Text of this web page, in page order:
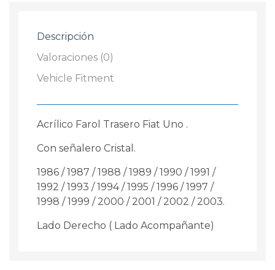
Descripción
Valoraciones (0)
Vehicle Fitment
Acrílico Farol Trasero Fiat Uno .
Con señalero Cristal.
1986 / 1987 / 1988 / 1989 / 1990 / 1991 /
1992 / 1993 / 1994 / 1995 / 1996 / 1997 /
1998 / 1999 / 2000 / 2001 / 2002 / 2003.
Lado Derecho ( Lado Acompañante)